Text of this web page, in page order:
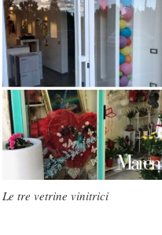
Le tre vetrine vinitrici